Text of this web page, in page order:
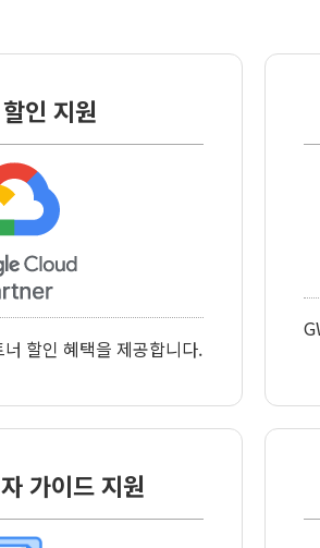
인 지원
할인 혜택을 제공합니다.
가이드 지원